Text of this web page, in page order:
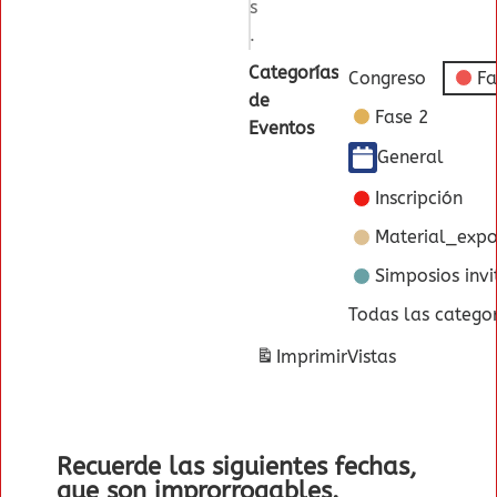
s
.
Categorías
de
Eventos
Congreso
Fase 2
General
Inscripción
Simposios
Todas las
ImprimirVistas
Recuerde las siguientes fechas,